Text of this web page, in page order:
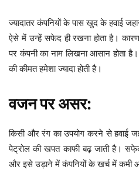
ज्यादातर कंपनियों के पास खुद के हवाई
ऐसे में उन्हें सफेद ही रखना होता है।
पर कंपनी का नाम लिखना आसान होता
की कीमत हमेशा ज्यादा होती है।
वजन पर असर:
किसी और रंग का उपयोग करने से हवाई
पेट्रोल की खपत काफी बढ़ जाती है।
और इसे उड़ाने में कंपनियों के खर्च में कमी